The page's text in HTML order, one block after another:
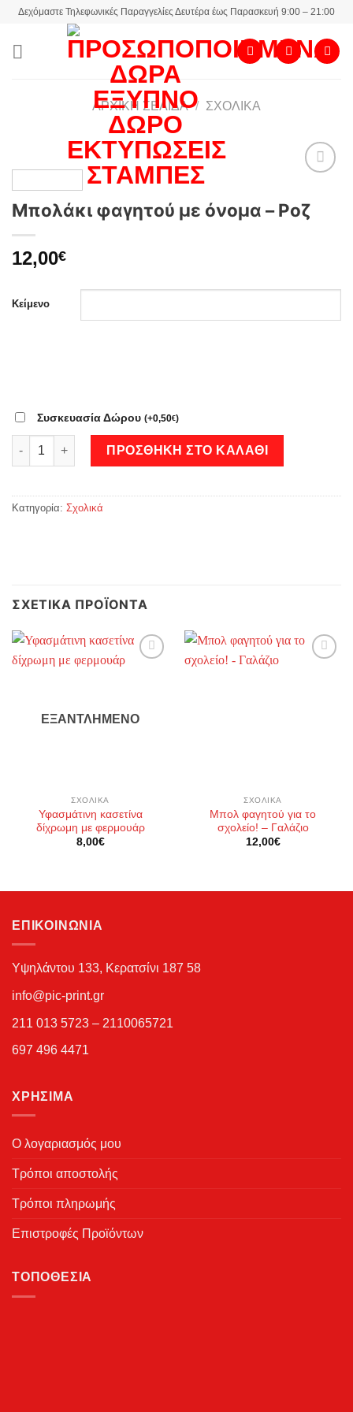
Skip
content
Δεχόμαστε Τηλεφωνικές Παραγγελίες Δευτέρα έως Παρασκευή 9:00 – 21:00
ΑΡΧΙΚΉ ΣΕΛΊΔΑ / ΣΧΟΛΙΚΆ
Add to
Μπολάκι φαγητού με όνομα – Ροζ
12,00€
Κείμενο
Συσκευασία Δώρου (+0,50€)
Μπολάκι φαγητού με όνομα - Ροζ ποσότητα
ΠΡΟΣΘΉΚΗ ΣΤΟ ΚΑΛΆΘΙ
Κατηγορία: Σχολικά
ΣΧΕΤΙΚΆ ΠΡΟΪΌΝΤΑ
ΕΞΑΝΤΛΗΜΈΝΟ
ΣΧΟΛΙΚΆ
Υφασμάτινη κασετίνα
δίχρωμη με φερμουάρ
8,00€
ΣΧΟΛΙΚΆ
Μπολ φαγητού για το
σχολείο! – Γαλάζιο
12,00€
ΕΠΙΚΟΙΝΩΝΊΑ
Υψηλάντου 133, Κερατσίνι 187 58
info@pic-print.gr
211 013 5723 – 2110065721
697 496 4471
ΧΡΉΣΙΜΑ
Ο λογαριασμός μου
Τρόποι αποστολής
Τρόποι πληρωμής
Επιστροφές Προϊόντων
ΤΟΠΟΘΕΣΊΑ